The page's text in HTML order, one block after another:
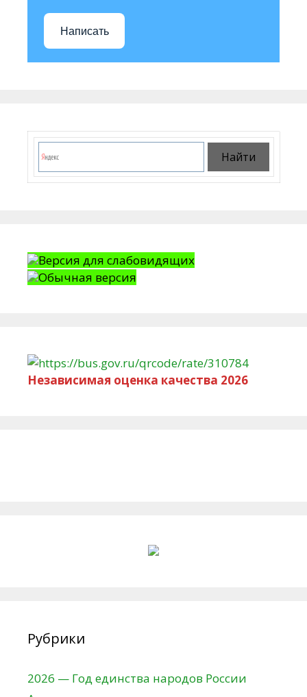
Написать
Версия для слабовидящих
Обычная версия
Независимая оценка качества 2026
Рубрики
2026 — Год единства народов России